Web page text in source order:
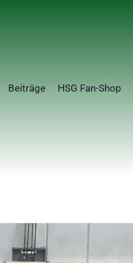
Beiträge HSG Fan-Shop